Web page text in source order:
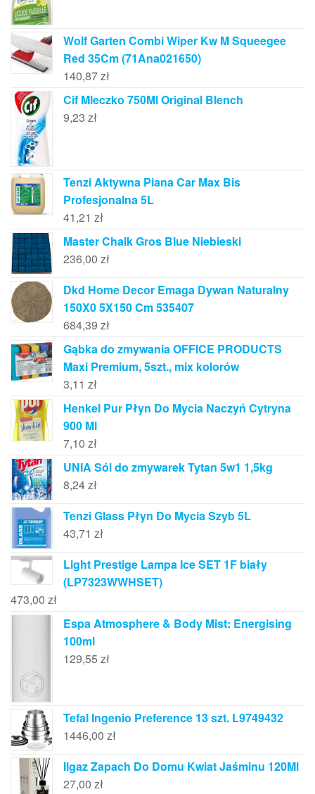
Wolf Garten Combi Wiper Kw M Squeegee
Red 35Cm (71Ana021650)
140,87zł
Cif Mleczko 750Ml Original Blench
9,23 zł
Tenzi Aktywna Piana Car Max Bis
Profesjonalna 5L
41,21 zł
Master Chalk Gros Blue Niebieski
236,00 zł
Dkd Home Decor Emaga Dywan Naturalny
150X0 5X150 Cm 535407
684,39 zł
Gąbka do zmywania OFFICE PRODUCTS
Maxi Premium, 5szt., mix kolorów
3,11 zł
Henkel Pur Płyn Do Mycia Naczyń Cytryna
900 Ml
7,10 zł
UNIA Sól do zmywarek Tytan 5w1 1,5kg
8,24zł
Tenzi Glass Płyn Do Mycia Szyb 5L
43,71 zł
Light Prestige Lampa Ice SET 1F biały
(LP7323WWHSET)
473,00 zł
Espa Atmosphere & Body Mist: Energising
100ml
129,55 zł
Tefal Ingenio Preference 13 szt. L9749432
1446,00 zł
Ilgaz Zapach Do Domu Kwiat Jaśminu 120Ml
27,00 zł